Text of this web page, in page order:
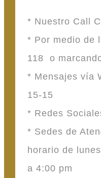
* Nuestro Call
* Por medio de
118 o
* Mensajes vía
15-15
* Redes
* Sedes de
horario de
a 4:00 pm